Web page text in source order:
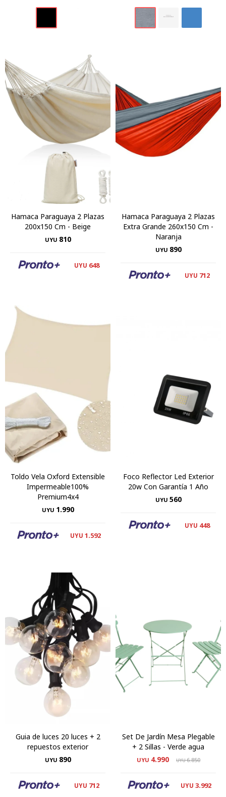
Hamaca Paraguaya 2 Plazas
200x150 Cm - Beige
UYU 810
UYU 648
Hamaca Paraguaya 2 Plazas
Extra Grande 260x150 Cm -
Naranja
UYU 890
UYU 712
Toldo Vela Oxford Extensible
Impermeable100%
Premium4x4
UYU 1.990
UYU 1.592
Foco Reflector Led Exterior
20w Con Garantía 1 Año
UYU 560
UYU 448
Guia de luces 20 luces + 2
repuestos exterior
UYU 890
UYU 712
Set De Jardín Mesa Plegable
+ 2 Sillas - Verde agua
UYU 4.990 UYU6.850
UYU 3.992